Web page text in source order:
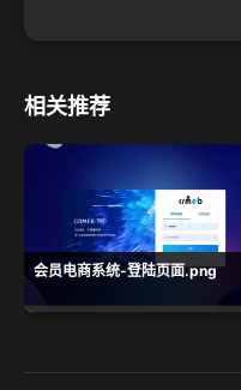
相关推荐
会员电商系统-登陆页面.png